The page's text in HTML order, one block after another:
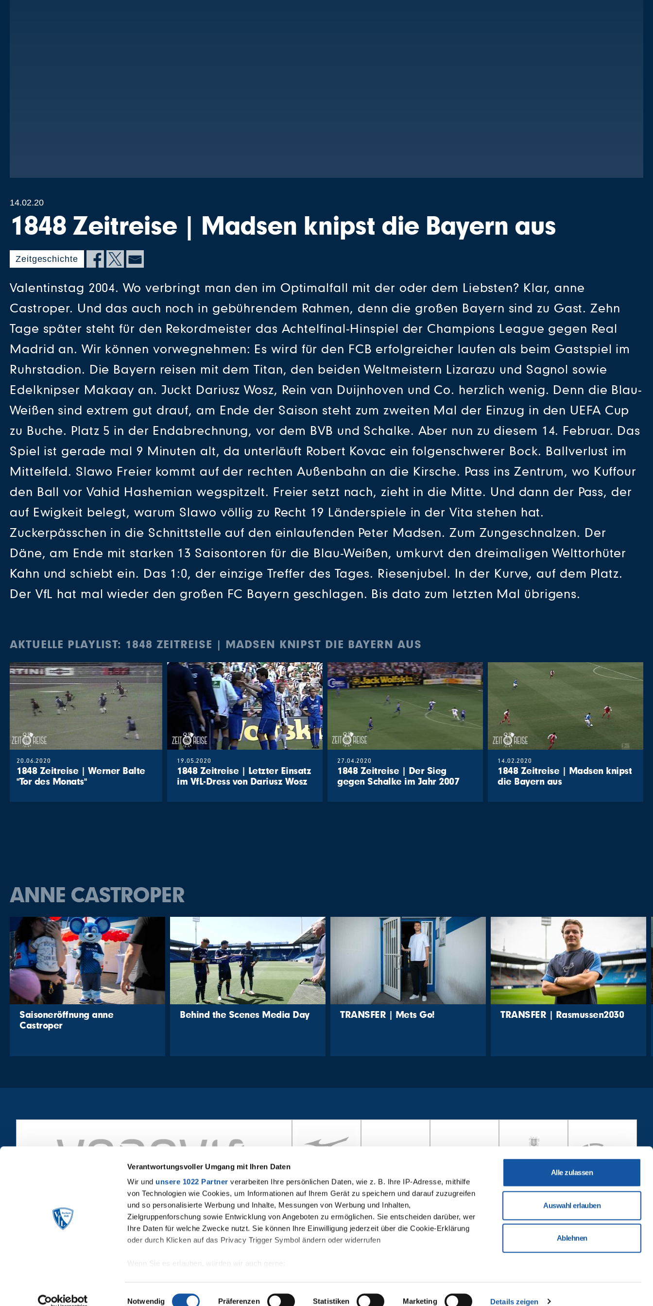
Verantwortungsvoller Umgang mit Ihren Daten
Wir und unsere 1022 Partner verarbeiten Ihre persönlichen Daten, wie z. B. Ihre IP-Adresse, mithilfe
von Technologien wie Cookies, um Informationen auf Ihrem Gerät zu speichern und darauf zuzugreifen
und so personalisierte Werbung und Inhalte, Messungen von Werbung und Inhalten,
Zielgruppenforschung sowie Entwicklung von Angeboten zu ermöglichen. Sie entscheiden darüber, wer
Ihre Daten für welche Zwecke nutzt. Sie können Ihre Einwilligung jederzeit über die Cookie-Erklärung
oder durch Klicken auf das Privacy Trigger Symbol ändern oder widerrufen
Wenn Sie es erlauben, würden wir auch gerne:
Erfahren Sie mehr darüber, wie Ihre persönlichen Daten verarbeitet werden, und legen Sie Ihre
Einwilligungsauswahl
Notwendig Präferenzen Statistiken Marketing Details zeigen
Alle zulassen
Auswahl erlauben
Ablehnen
14.02.20
1848 Zeitreise | Madsen knipst die Bayern aus
Zeitgeschichte
Valentinstag 2004. Wo verbringt man den im Optimalfall mit der oder dem Liebsten? Klar, anne
Castroper. Und das auch noch in gebührendem Rahmen, denn die großen Bayern sind zu Gast. Zehn
Tage später steht für den Rekordmeister das Achtelfinal-Hinspiel der Champions League gegen Real
Madrid an. Wir können vorwegnehmen: Es wird für den FCB erfolgreicher laufen als beim Gastspiel im
Ruhrstadion. Die Bayern reisen mit dem Titan, den beiden Weltmeistern Lizarazu und Sagnol sowie
Edelknipser Makaay an. Juckt Dariusz Wosz, Rein van Duijnhoven und Co. herzlich wenig. Denn die Blau-
Weißen sind extrem gut drauf, am Ende der Saison steht zum zweiten Mal der Einzug in den UEFA Cup
zu Buche. Platz 5 in der Endabrechnung, vor dem BVB und Schalke. Aber nun zu diesem 14. Februar. Das
Spiel ist gerade mal 9 Minuten alt, da unterläuft Robert Kovac ein folgenschwerer Bock. Ballverlust im
Mittelfeld. Slawo Freier kommt auf der rechten Außenbahn an die Kirsche. Pass ins Zentrum, wo Kuffour
den Ball vor Vahid Hashemian wegspitzelt. Freier setzt nach, zieht in die Mitte. Und dann der Pass, der
auf Ewigkeit belegt, warum Slawo völlig zu Recht 19 Länderspiele in der Vita stehen hat.
Zuckerpässchen in die Schnittstelle auf den einlaufenden Peter Madsen. Zum Zungeschnalzen. Der
Däne, am Ende mit starken 13 Saisontoren für die Blau-Weißen, umkurvt den dreimaligen Welttorhüter
Kahn und schiebt ein. Das 1:0, der einzige Treffer des Tages. Riesenjubel. In der Kurve, auf dem Platz.
Der VfL hat mal wieder den großen FC Bayern geschlagen. Bis dato zum letzten Mal übrigens.
AKTUELLE PLAYLIST: 1848 ZEITREISE | MADSEN KNIPST DIE BAYERN AUS
20.06.2020
1848 Zeitreise | Werner Balte
"Tor des Monats"
19.05.2020
1848 Zeitreise | Letzter Einsatz
im VfL-Dress von Dariusz Wosz
27.04.2020
1848 Zeitreise | Der Sieg
gegen Schalke im Jahr 2007
14.02.2020
1848 Zeitreise | Madsen knipst
die Bayern aus
ANNE CASTROPER
Saisoneröffnung anne
Castroper
Behind the Scenes Media Day TRANSFER | Mets Go! TRANSFER | Rasmussen2030